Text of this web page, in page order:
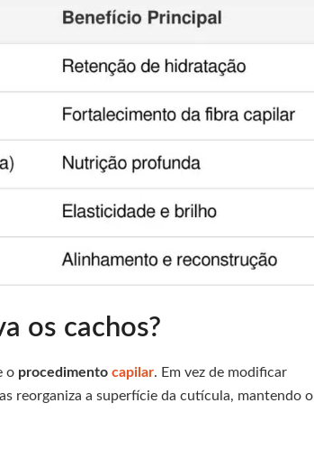
os cachos?
o procedimento capilar. Em vez de modificar
reorganiza a superfície da cutícula, mantendo o